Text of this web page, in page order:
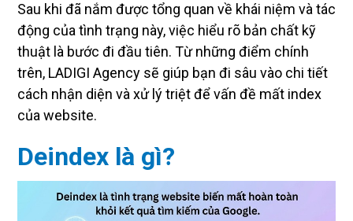
Sau khi đã nắm được tổng quan về khái niệm và tác
động của tình trạng này, việc hiểu rõ bản chất kỹ
thuật là bước đi đầu tiên. Từ những điểm chính
trên, LADIGI Agency sẽ giúp bạn đi sâu vào chi tiết
cách nhận diện và xử lý triệt để vấn đề mất index
của website.
Deindex là gì?